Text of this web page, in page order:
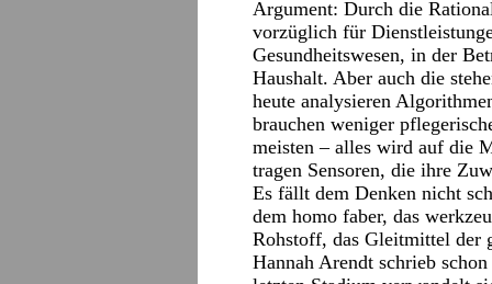
Argument: Durch die
vorzüglich für
Gesundheitswesen, in der
Haushalt. Aber auch die
heute analysieren
brauchen weniger
meisten – alles wird auf die
tragen Sensoren, die ihre
Es fällt dem Denken nicht
dem homo faber, das
Rohstoff, das Gleitmittel der
Hannah Arendt schrieb